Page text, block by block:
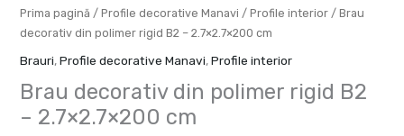
Prima pagină / Profile decorative Manavi / Profile interior / Brau
decorativ din polimer rigid B2 – 2.7×2.7×200 cm
Brauri,Profile decorative Manavi,Profile interior
Brau decorativ din polimer rigid B2
– 2.7×2.7×200 cm
2.7x2.7x200
cm